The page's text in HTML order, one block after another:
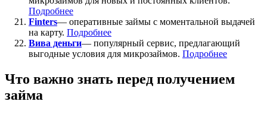
Подробнее
Finters— оперативные займы с моментальной выдачей
на карту. Подробнее
Вива деньги— популярный сервис, предлагающий
выгодные условия для микрозаймов. Подробнее
Что важно знать перед получением
займа